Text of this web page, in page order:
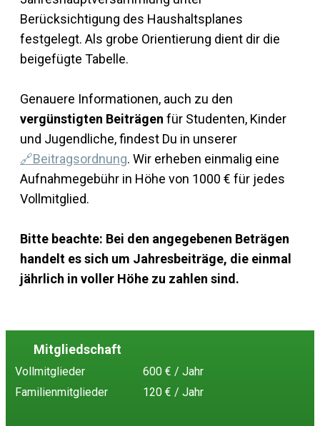
Berücksichtigung des Haushaltsplanes
festgelegt. Als grobe Orientierung dient dir die
beigefügte Tabelle.
Genauere Informationen, auch zu den
vergünstigten Beiträgen für Studenten, Kinder
und Jugendliche, findest Du in unserer
🔗Beitragsordnung. Wir erheben einmalig eine
Aufnahmegebühr in Höhe von 1000 € für jedes
Vollmitglied.
Bitte beachte: Bei den angegebenen Beträgen
handelt es sich um Jahresbeiträge, die einmal
jährlich in voller Höhe zu zahlen sind.
Mitgliedschaft
Vollmitglieder
600 € / Jahr
Familienmitglieder
120 € / Jahr